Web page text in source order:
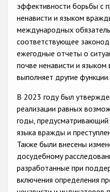
эффективности борьбы с
ненависти и языком
международных
соответствующее
ежегодные отчеты о
почве ненависти и
выполняет другие функции.
В 2023 году был
реализации равных
годы,
языка вражды и
Также были внесены
досудебному
разработанные при
включения определения